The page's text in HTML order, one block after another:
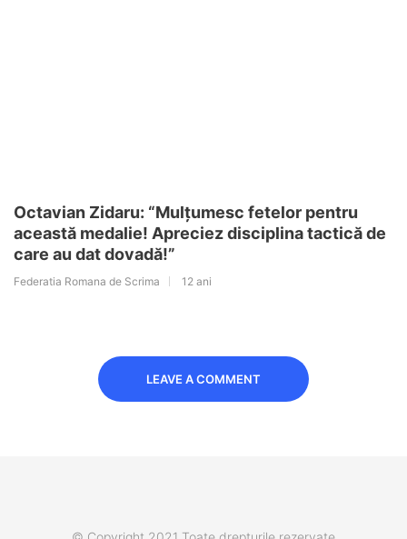
Octavian Zidaru: “Mulțumesc fetelor pentru
această medalie! Apreciez disciplina tactică de
care au dat dovadă!”
Federatia Romana de Scrima 12 ani
LEAVE A COMMENT